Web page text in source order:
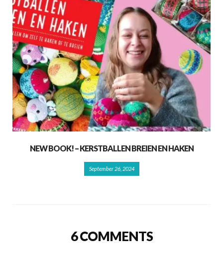
NEW BOOK! – KERSTBALLEN BREIEN EN HAKEN
September 26, 2024
6 COMMENTS